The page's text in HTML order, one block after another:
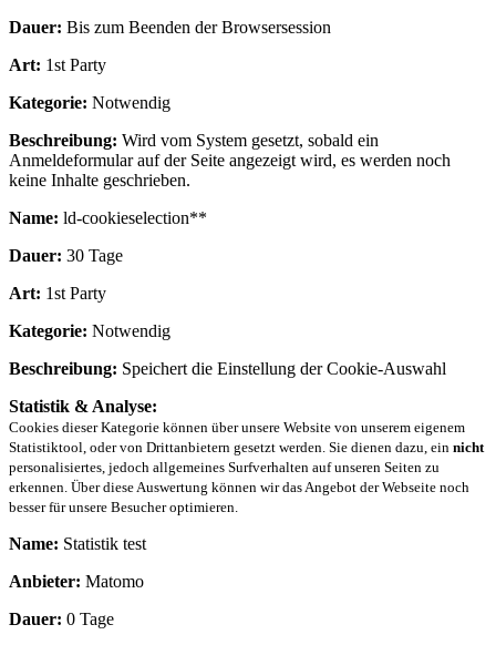
Dauer: Bis zum Beenden der Browsersession
Art: 1st Party
Kategorie: Notwendig
Beschreibung: Wird vom System gesetzt, sobald ein
Anmeldeformular auf der Seite angezeigt wird, es werden noch
keine Inhalte geschrieben.
Name: ld-cookieselection**
Dauer: 30 Tage
Art: 1st Party
Kategorie: Notwendig
Beschreibung: Speichert die Einstellung der Cookie-Auswahl
Statistik & Analyse:
Cookies dieser Kategorie können über unsere Website von unserem eigenem
Statistiktool, oder von Drittanbietern gesetzt werden. Sie dienen dazu, ein nicht
personalisiertes, jedoch allgemeines Surfverhalten auf unseren Seiten zu
erkennen. Über diese Auswertung können wir das Angebot der Webseite noch
besser für unsere Besucher optimieren.
Name: Statistik test
Anbieter: Matomo
Dauer: 0 Tage